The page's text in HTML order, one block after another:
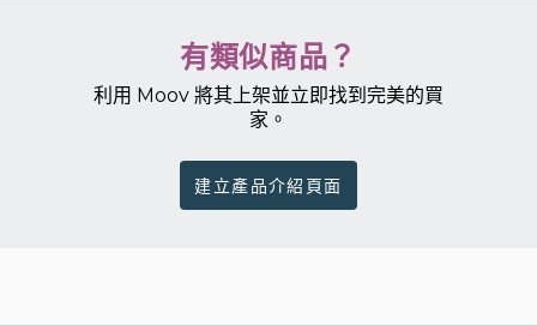
有類似商品？
利用 Moov 將其上架並立即找到完美的買
家。
建立產品介紹頁面